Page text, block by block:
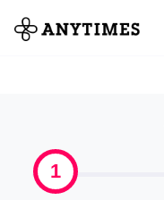
全て
1